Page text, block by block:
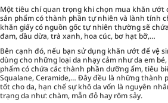
Một tiêu chí quan trọng khi chọn mua khăn
sản phẩm có thành phần tự nhiên và lành tính
khăn giấy có nguồn gốc tự nhiên thường sẽ
đam, dầu dừa, trà xanh, hoa cúc, bơ hạt bỡ,…
Bên cạnh đó, nếu bạn sử dụng khăn ướt để vệ
dùng cho những loại da nhạy cảm như da em
phẩm có chứa các thành phần dưỡng ẩm, tiêu
Squalane, Ceramide,… Đây đều là những thành
tốt cho da, hạn chế sự khô da vốn là nguyên
trạng da như: chàm, mẫn đỏ hay rôm sảy.